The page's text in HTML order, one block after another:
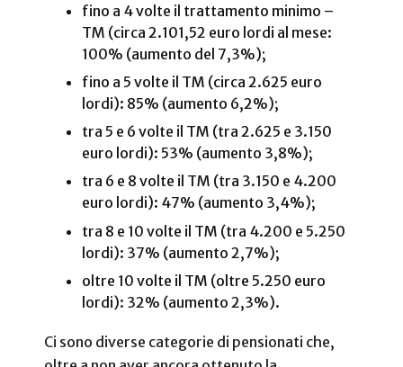
fino a 4 volte il trattamento minimo –
TM (circa 2.101,52 euro lordi al mese:
100% (aumento del 7,3%);
fino a 5 volte il TM (circa 2.625 euro
lordi): 85% (aumento 6,2%);
tra 5 e 6 volte il TM (tra 2.625 e 3.150
euro lordi): 53% (aumento 3,8%);
tra 6 e 8 volte il TM (tra 3.150 e 4.200
euro lordi): 47% (aumento 3,4%);
tra 8 e 10 volte il TM (tra 4.200 e 5.250
lordi): 37% (aumento 2,7%);
oltre 10 volte il TM (oltre 5.250 euro
lordi): 32% (aumento 2,3%).
Ci sono diverse categorie di pensionati che,